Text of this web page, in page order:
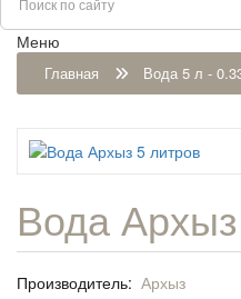
Меню
Главная Вода 5 л -
Вода
Производитель: Архыз